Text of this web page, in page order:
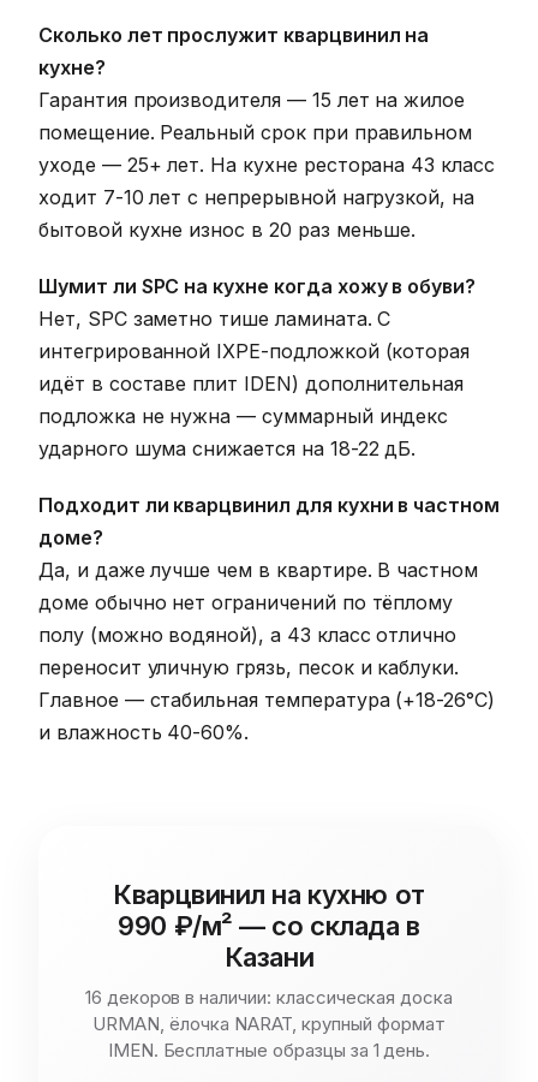
Сколько лет прослужит кварцвинил на
кухне?
Гарантия производителя — 15 лет на жилое
помещение. Реальный срок при правильном
уходе — 25+ лет. На кухне ресторана 43 класс
ходит 7-10 лет с непрерывной нагрузкой, на
бытовой кухне износ в 20 раз меньше.
Шумит ли SPC на кухне когда хожу в обуви?
Нет, SPC заметно тише ламината. С
интегрированной IXPE-подложкой (которая
идёт в составе плит IDEN) дополнительная
подложка не нужна — суммарный индекс
ударного шума снижается на 18-22 дБ.
Подходит ли кварцвинил для кухни в частном
доме?
Да, и даже лучше чем в квартире. В частном
доме обычно нет ограничений по тёплому
полу (можно водяной), а 43 класс отлично
переносит уличную грязь, песок и каблуки.
Главное — стабильная температура (+18-26°C)
и влажность 40-60%.
Кварцвинил на кухню от
990 ₽/м² — со склада в
Казани
16 декоров в наличии: классическая доска
URMAN, ёлочка NARAT, крупный формат
IMEN. Бесплатные образцы за 1 день.